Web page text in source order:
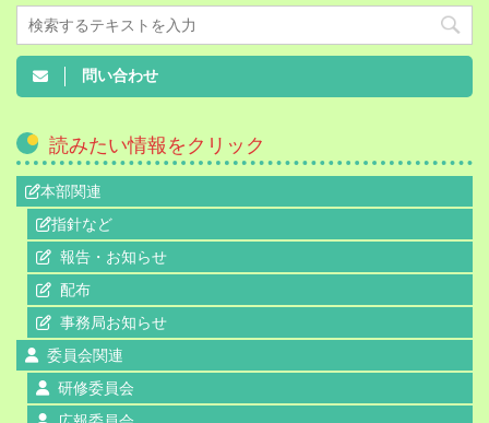
問い合わせ
読みたい情報をクリック
本部関連
指針など
報告・お知らせ
配布
事務局お知らせ
委員会関連
研修委員会